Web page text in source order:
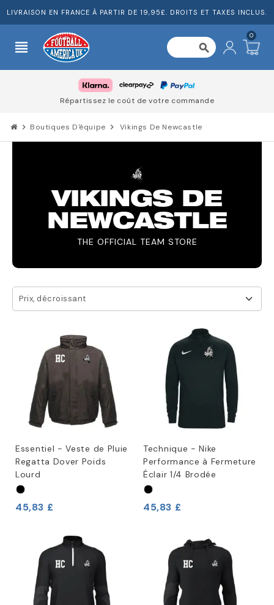
LIVRAISON EN FRANCE À PARTIR DE 19,95£. DROITS ET TAXES INCLUS.
view_headline search
0
Répartissez le coût de votre commande
chevron_right Boutiques D'équipe chevron_right Vikings De Newcastle
VIKINGS DE
NEWCASTLE
THE OFFICIAL TEAM STORE
Prix, décroissant
Essentiel - Veste de Pluie
Regatta Dover Poids
Lourd
45,83 £
Technique - Nike
Performance à Fermeture
Éclair 1/4 Brodée
45,83 £